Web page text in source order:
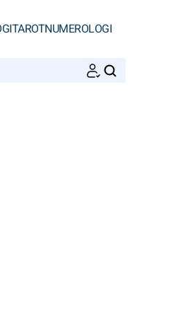
TAROTNUMEROLOGI